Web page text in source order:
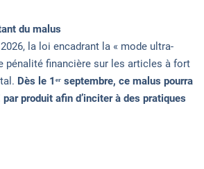
du malus
la loi encadrant la « mode ultra-
pénalité financière sur les articles à fort
Dès le 1ᵉʳ septembre, ce malus pourra
produit afin d’inciter à des pratiques